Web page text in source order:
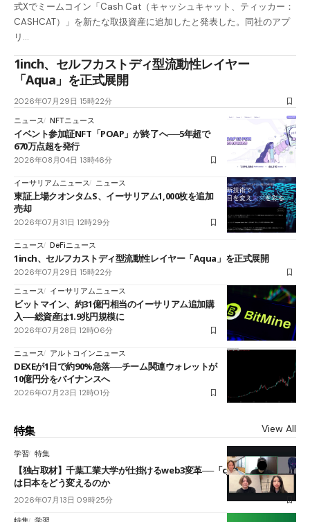
式Xでミームコイン「Cash Cat（キャッシュキャット、ティッカー：
CASHCAT）」を新たな取扱資産に追加したと発表した。同社のアプ
リ…
1inch、セルフカストディ型流動性レイヤー
「Aqua」を正式展開
2026年07月29日 15時22分
ニュース NFTニュース
イベント参加証NFT「POAP」が終了へ──5年超で
670万点超を発行
2026年08月04日 13時46分
イーサリアムニュース ニュース
東証上場クオンタムS、イーサリアム1,000枚を追加
売却
2026年07月31日 12時29分
ニュース DeFiニュース
1inch、セルフカストディ型流動性レイヤー「Aqua」を正式展開
2026年07月29日 15時22分
ニュース
イーサリアムニュース
ビットマイン、約31億円相当のイーサリアム追加購
入──総資産は1.9兆円規模に
2026年07月28日 12時06分
ニュース アルトコインニュース
DEXEが1日で約90%急落──チーム関連ウォレットが
10億円分をバイナンスへ
2026年07月23日 12時01分
特集 View All
学習 特集
【独占取材】千葉工業大学が仕掛けるweb3変革──「cJPY」とAIの融合
は日本をどう変えるのか
2026年07月13日 09時25分